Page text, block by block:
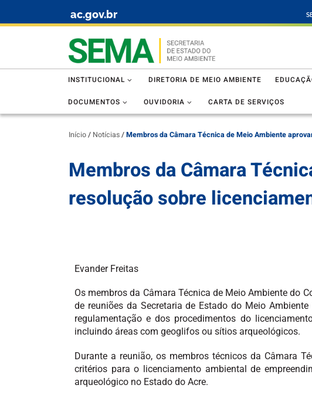
ac.gov.br
INSTITUCIONAL DIRETORIA DE MEIO AMBIENTE
DOCUMENTOS OUVIDORIA CARTA DE SERVIÇOS
Início/ Notícias/Membros da Câmara Técnica de Meio Ambiente
Membros da Câmara
resolução sobre
Evander Freitas
Os membros da Câmara Técnica de Meio Ambiente do
de reuniões da Secretaria de Estado do Meio
regulamentação e dos procedimentos do
incluindo áreas com geoglifos ou sítios arqueológicos.
Durante a reunião, os membros técnicos da Câmara
critérios para o licenciamento ambiental de
arqueológico no Estado do Acre.